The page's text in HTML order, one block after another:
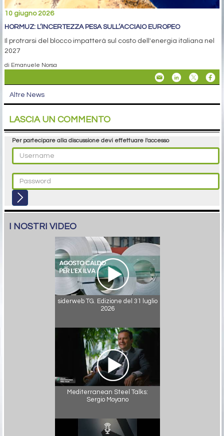
10 giugno 2026
HORMUZ: L’INCERTEZZA PESA SULL’ACCIAIO EUROPEO
Il protrarsi del blocco impatterà sul costo dell'energia italiana nel
2027
di Emanuele Norsa
Altre News
LASCIA UN COMMENTO
Per partecipare alla discussione devi effettuare l'accesso
I NOSTRI VIDEO
siderweb TG. Edizione del 31 luglio
2026
Mediterranean Steel Talks:
Sergio Moyano